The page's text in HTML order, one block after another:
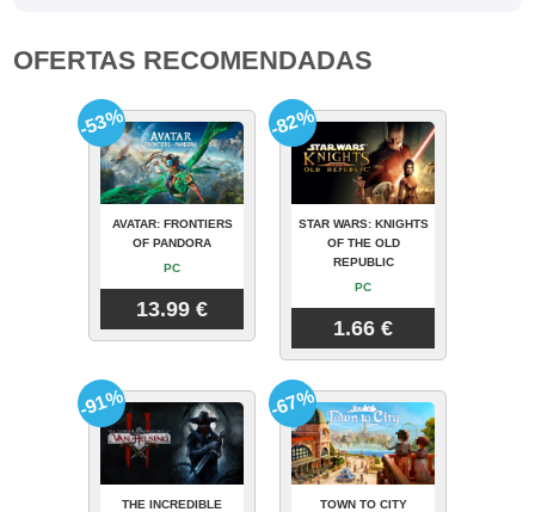
OFERTAS RECOMENDADAS
AVATAR: FRONTIERS
OF PANDORA
PC
13.99 €
-53%
STAR WARS: KNIGHTS
OF THE OLD
REPUBLIC
PC
1.66 €
-82%
THE INCREDIBLE
-91%
TOWN TO CITY
-67%